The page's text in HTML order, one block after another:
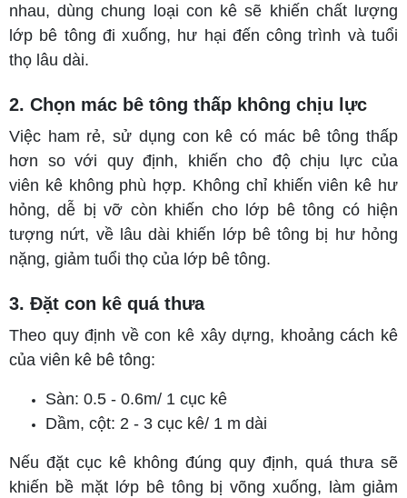
nhau, dùng chung loại con kê sẽ khiến chất lượng
lớp bê tông đi xuống, hư hại đến công trình và tuổi
thọ lâu dài.
2. Chọn mác bê tông thấp không chịu lực
Việc ham rẻ, sử dụng con kê có mác bê tông thấp
hơn so với quy định, khiến cho độ chịu lực của
viên kê không phù hợp. Không chỉ khiến viên kê hư
hỏng, dễ bị vỡ còn khiến cho lớp bê tông có hiện
tượng nứt, về lâu dài khiến lớp bê tông bị hư hỏng
nặng, giảm tuổi thọ của lớp bê tông.
3. Đặt con kê quá thưa
Theo quy định về con kê xây dựng, khoảng cách kê
của viên kê bê tông:
Sàn: 0.5 - 0.6m/ 1 cục kê
Dầm, cột: 2 - 3 cục kê/ 1 m dài
Nếu đặt cục kê không đúng quy định, quá thưa sẽ
khiến bề mặt lớp bê tông bị võng xuống, làm giảm